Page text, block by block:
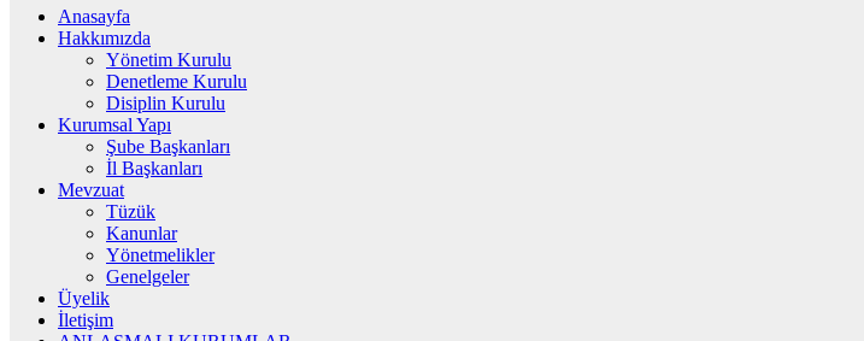
Anasayfa
Hakkımızda
Yönetim Kurulu
Denetleme Kurulu
Disiplin Kurulu
Kurumsal Yapı
Şube Başkanları
İl Başkanları
Mevzuat
Tüzük
Kanunlar
Yönetmelikler
Genelgeler
Üyelik
İletişim